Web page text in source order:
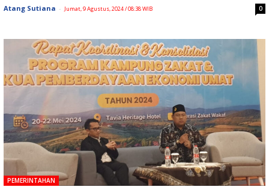
Atang Sutiana - Jumat, 9 Agustus, 2024 / 08:38 WIB 0
PEMERINTAHAN